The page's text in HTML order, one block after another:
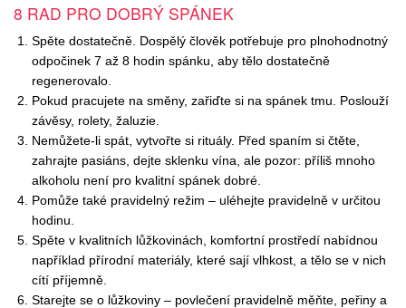
8 RAD PRO DOBRÝ SPÁNEK
Spěte dostatečně. Dospělý člověk potřebuje pro plnohodnotný
odpočinek 7 až 8 hodin spánku, aby tělo dostatečně
regenerovalo.
Pokud pracujete na směny, zařiďte si na spánek tmu. Poslouží
závěsy, rolety, žaluzie.
Nemůžete-li spát, vytvořte si rituály. Před spaním si čtěte,
zahrajte pasiáns, dejte sklenku vína, ale pozor: příliš mnoho
alkoholu není pro kvalitní spánek dobré.
Pomůže také pravidelný režim – uléhejte pravidelně v určitou
hodinu.
Spěte v kvalitních lůžkovinách, komfortní prostředí nabídnou
například přírodní materiály, které sají vlhkost, a tělo se v nich
cítí příjemně.
Starejte se o lůžkoviny – povlečení pravidelně měňte, peřiny a